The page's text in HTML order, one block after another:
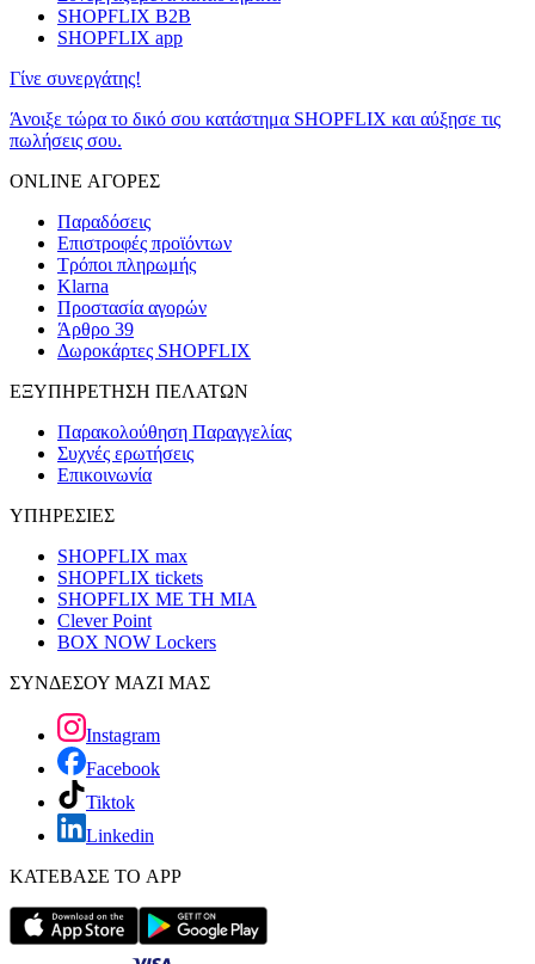
SHOPFLIX B2B
SHOPFLIX app
Γίνε συνεργάτης!
Άνοιξε τώρα το δικό σου κατάστημα SHOPFLIX και αύξησε τις
πωλήσεις σου.
ONLINE ΑΓΟΡΕΣ
Παραδόσεις
Επιστροφές προϊόντων
Τρόποι πληρωμής
Klarna
Προστασία αγορών
Άρθρο 39
Δωροκάρτες SHOPFLIX
ΕΞΥΠΗΡΕΤΗΣΗ ΠΕΛΑΤΩΝ
Παρακολούθηση Παραγγελίας
Συχνές ερωτήσεις
Επικοινωνία
ΥΠΗΡΕΣΙΕΣ
SHOPFLIX max
SHOPFLIX tickets
SHOPFLIX ΜΕ ΤΗ ΜΙΑ
Clever Point
BOX NOW Lockers
ΣΥΝΔΕΣΟΥ ΜΑΖΙ ΜΑΣ
Instagram
Facebook
Tiktok
Linkedin
ΚΑΤΕΒΑΣΕ ΤΟ APP